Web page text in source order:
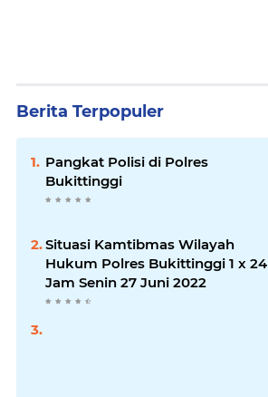
Berita Terpopuler
Pangkat Polisi di Polres
Bukittinggi
Situasi Kamtibmas Wilayah
Hukum Polres Bukittinggi 1 x 24
Jam Senin 27 Juni 2022